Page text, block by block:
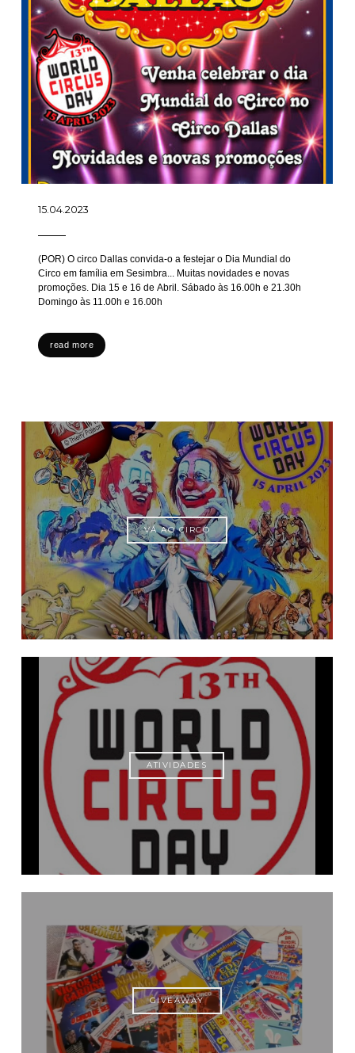
15.04.2023
(POR) O circo Dallas convida-o a festejar o Dia Mundial do
Circo em família em Sesimbra... Muitas novidades e novas
promoções. Dia 15 e 16 de Abril. Sábado às 16.00h e 21.30h
Domingo às 11.00h e 16.00h
read more
VÁ AO CIRCO
ATIVIDADES
GIVEAWAY